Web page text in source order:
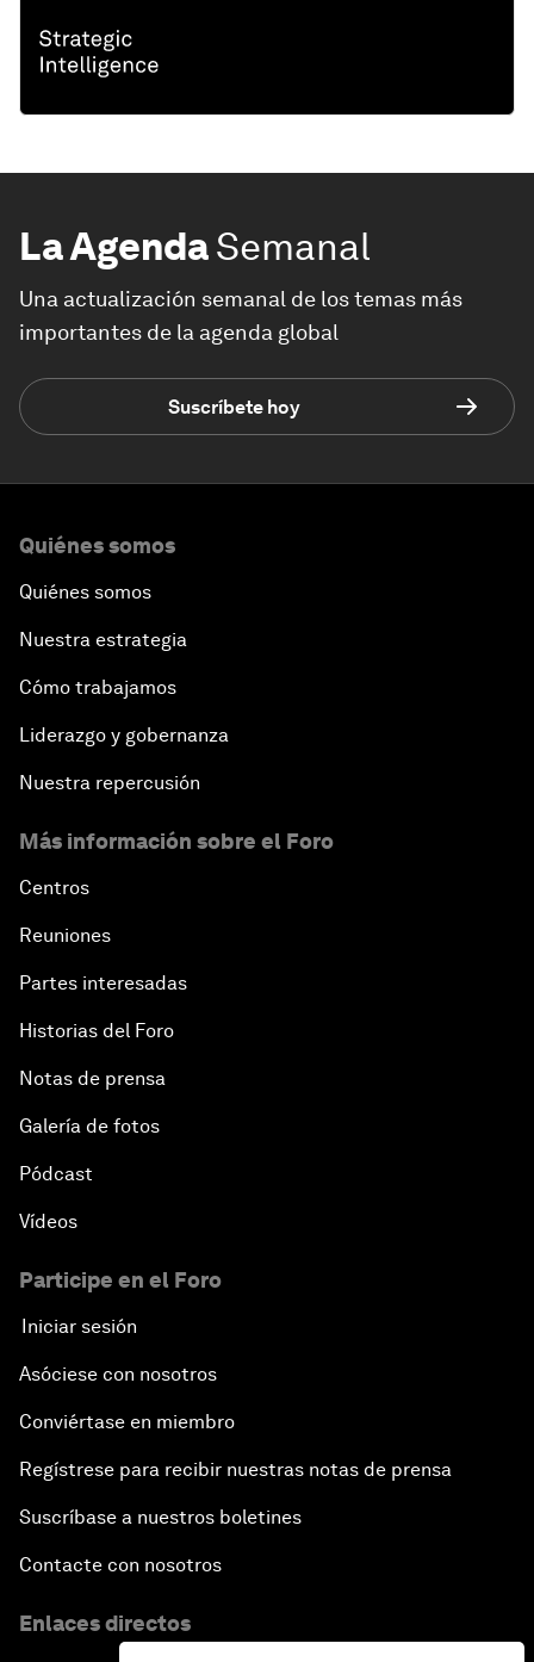
La AgendaSemanal
Una actualización semanal de los temas más
importantes de la agenda global
Suscríbete hoy
Quiénes somos
Quiénes somos
Nuestra estrategia
Cómo trabajamos
Liderazgo y gobernanza
Nuestra repercusión
Más información sobre el Foro
Centros
Reuniones
Partes interesadas
Historias del Foro
Notas de prensa
Galería de fotos
Pódcast
Vídeos
Participe en el Foro
Iniciar sesión
Asóciese con nosotros
Conviértase en miembro
Regístrese para recibir nuestras notas de prensa
Suscríbase a nuestros boletines
Contacte con nosotros
Enlaces directos